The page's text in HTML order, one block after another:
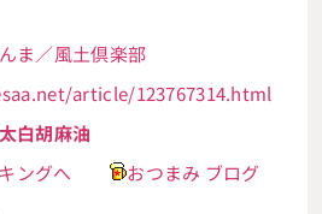
ま／風土倶楽部
article/123767314.html
白胡麻油
ングへ
おつまみ ブログ